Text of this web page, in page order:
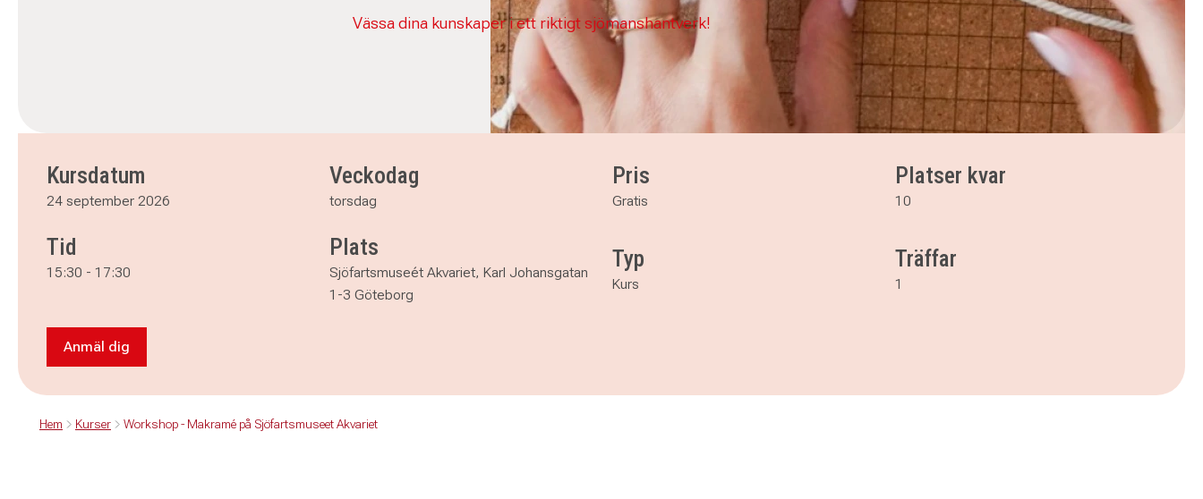
Vässa dina kunskaper i ett riktigt sjömanshantverk!
Kursdatum
24 september 2026
Veckodag
torsdag
Tid
15:30 - 17:30
Plats
Sjöfartsmuseét Akvariet, Karl Johansgatan
1-3 Göteborg
Pris
Gratis
Platser kvar
10
Typ
Kurs
Träffar
1
Anmäl dig till Workshop - Makramé på Sjöfartsmuseet Akvariet
Anmäl dig
Hem Kurser Workshop - Makramé på Sjöfartsmuseet Akvariet